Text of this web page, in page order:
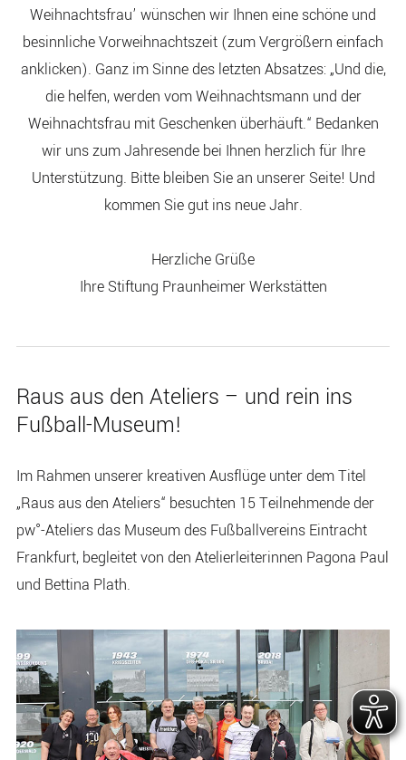
Weihnachtsfrau’ wünschen wir Ihnen eine schöne und
besinnliche Vorweihnachtszeit (zum Vergrößern einfach
anklicken). Ganz im Sinne des letzten Absatzes: „Und die,
die helfen, werden vom Weihnachtsmann und der
Weihnachtsfrau mit Geschenken überhäuft.“ Bedanken
wir uns zum Jahresende bei Ihnen herzlich für Ihre
Unterstützung. Bitte bleiben Sie an unserer Seite! Und
kommen Sie gut ins neue Jahr.
Herzliche Grüße
Ihre Stiftung Praunheimer Werkstätten
Raus aus den Ateliers – und rein ins
Fußball-Museum!
Im Rahmen unserer kreativen Ausflüge unter dem Titel
„Raus aus den Ateliers“ besuchten 15 Teilnehmende der
pw°-Ateliers das Museum des Fußballvereins Eintracht
Frankfurt, begleitet von den Atelierleiterinnen Pagona Paul
und Bettina Plath.